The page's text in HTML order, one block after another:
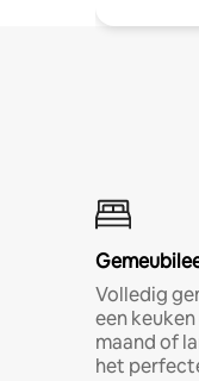
Volledig
een
maand of
het